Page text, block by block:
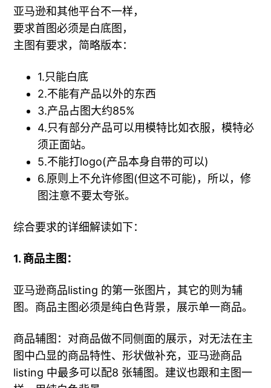
亚马逊和其他平台不一样，
要求首图必须是白底图，
主图有要求，简略版本：
1.只能白底
2.不能有产品以外的东西
3.产品占图大约85%
4.只有部分产品可以用模特比如衣服，模特必
须正面站。
5.不能打logo(产品本身自带的可以)
6.原则上不允许修图(但这不可能)，所以，修
图注意不要太夸张。
综合要求的详细解读如下：
1. 商品主图：
亚马逊商品listing 的第一张图片，其它的则为辅
图。商品主图必须是纯白色背景，展示单一商品。
商品辅图：对商品做不同侧面的展示，对无法在主
图中凸显的商品特性、形状做补充，亚马逊商品
listing 中最多可以配8 张辅图。建议也跟和主图一